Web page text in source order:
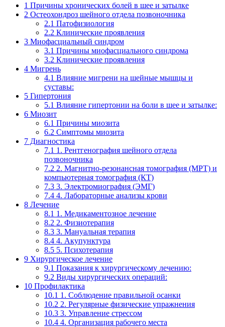
1 Причины хронических болей в шее и затылке
2 Остеохондроз шейного отдела позвоночника
2.1 Патофизиология
2.2 Клинические проявления
3 Миофасциальный синдром
3.1 Причины миофасциального синдрома
3.2 Клинические проявления
4 Мигрень
4.1 Влияние мигрени на шейные мышцы и
суставы:
5 Гипертония
5.1 Влияние гипертонии на боли в шее и затылке:
6 Миозит
6.1 Причины миозита
6.2 Симптомы миозита
7 Диагностика
7.1 1. Рентгенография шейного отдела
позвоночника
7.2 2. Магнитно-резонансная томография (МРТ) и
компьютерная томография (КТ)
7.3 3. Электромиография (ЭМГ)
7.4 4. Лабораторные анализы крови
8 Лечение
8.1 1. Медикаментозное лечение
8.2 2. Физиотерапия
8.3 3. Мануальная терапия
8.4 4. Акупунктура
8.5 5. Психотерапия
9 Хирургическое лечение
9.1 Показания к хирургическому лечению:
9.2 Виды хирургических операций:
10 Профилактика
10.1 1. Соблюдение правильной осанки
10.2 2. Регулярные физические упражнения
10.3 3. Управление стрессом
10.4 4. Организация рабочего места